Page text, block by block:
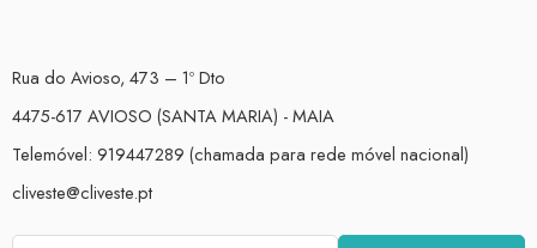
Rua do Avioso, 473 – 1º Dto
4475-617 AVIOSO (SANTA MARIA) - MAIA
Telemóvel: 919447289 (chamada para rede móvel nacional)
cliveste@cliveste.pt